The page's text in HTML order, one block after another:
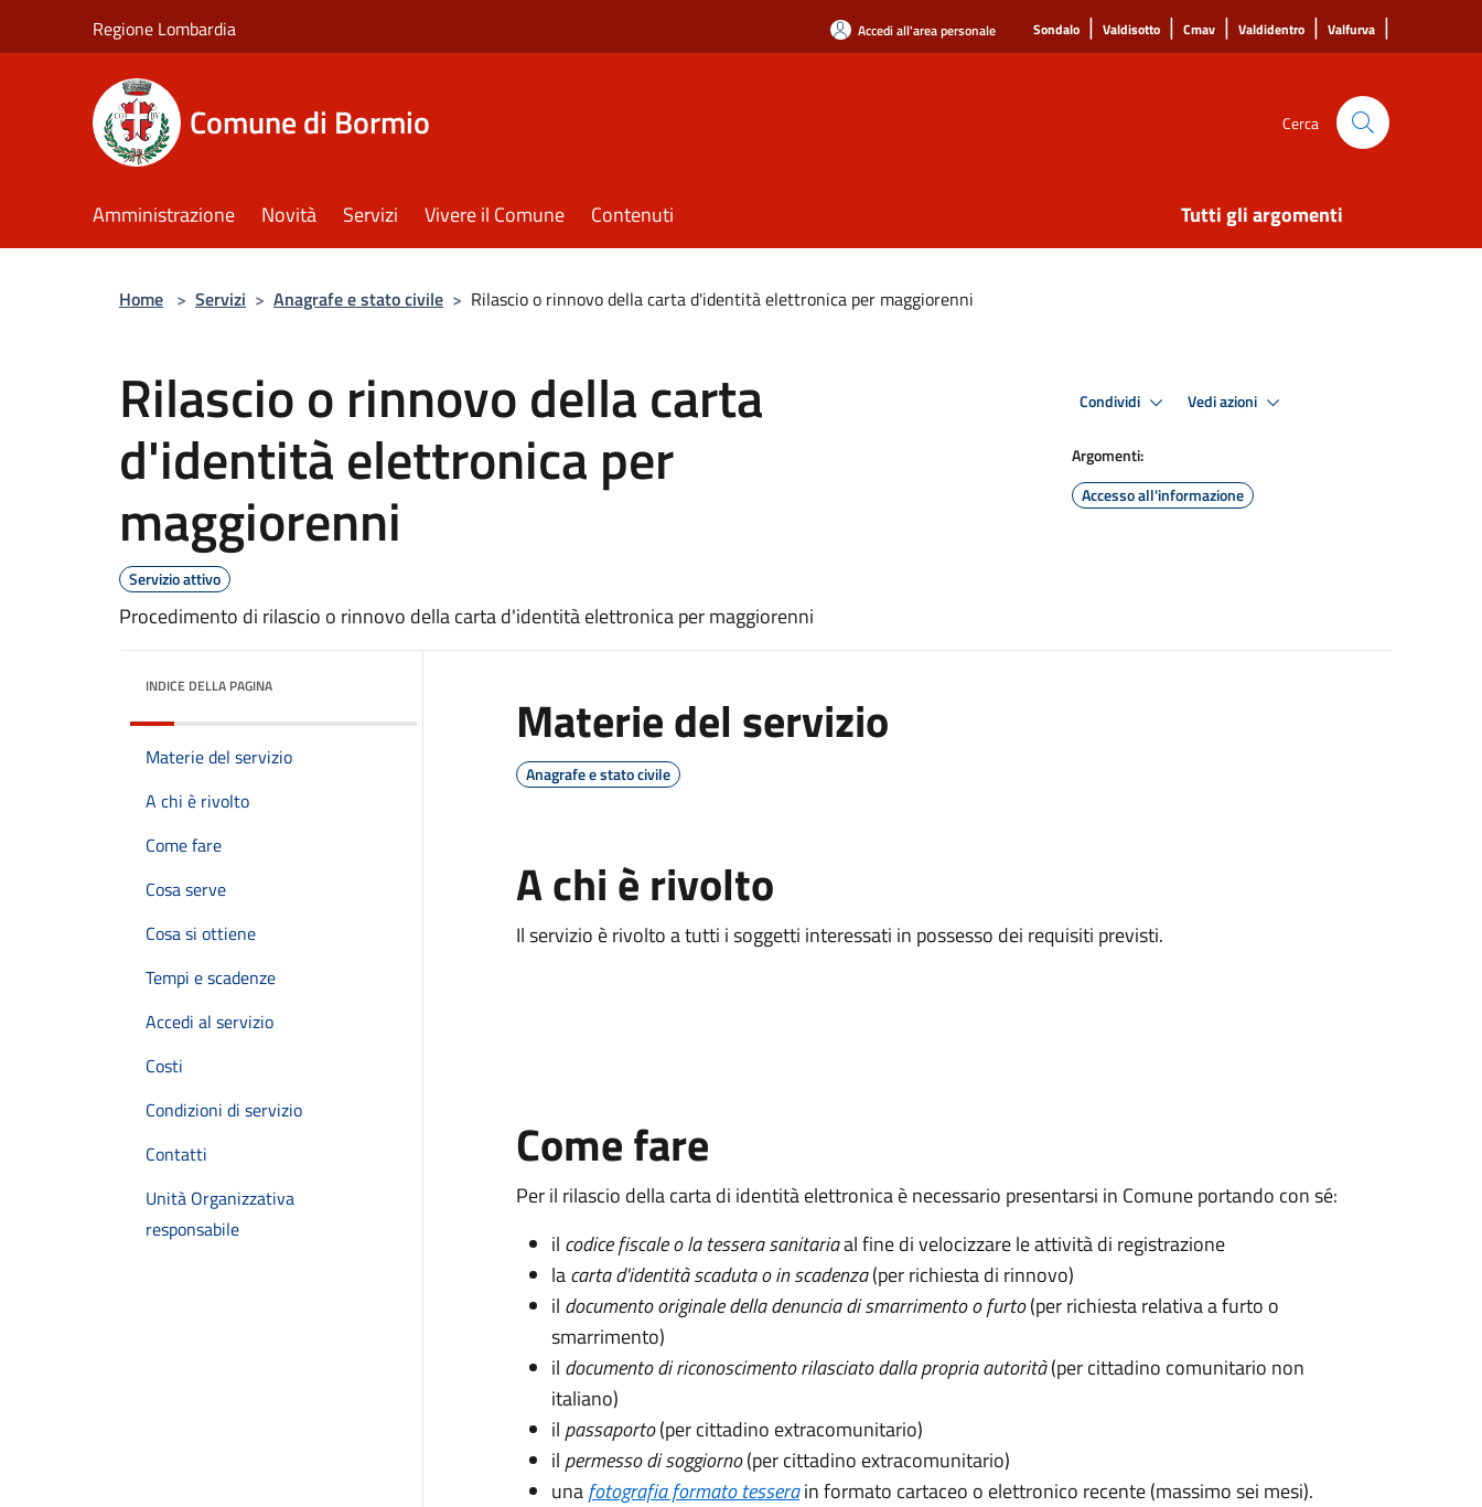
Regione Lombardia Accedi all'area personale Sondalo | Valdisotto | Cmav | Valdidentro | Valfurva |
Comune di Bormio Cerca
Amministrazione Novità Servizi Vivere il Comune Contenuti Tutti gli argomenti
Home > Servizi > Anagrafe e stato civile > Rilascio o rinnovo della carta d'identità elettronica per maggiorenni
Rilascio o rinnovo della carta
d'identità elettronica per
maggiorenni
Servizio attivo
Procedimento di rilascio o rinnovo della carta d'identità elettronica per maggiorenni
Condividi Vedi azioni
Argomenti:
Accesso all'informazione
INDICE DELLA PAGINA
Materie del servizio
A chi è rivolto
Come fare
Cosa serve
Cosa si ottiene
Tempi e scadenze
Accedi al servizio
Costi
Condizioni di servizio
Contatti
Unità Organizzativa
responsabile
Materie del servizio
Anagrafe e stato civile
A chi è rivolto
Il servizio è rivolto a tutti i soggetti interessati in possesso dei requisiti previsti.
Come fare
Per il rilascio della carta di identità elettronica è necessario presentarsi in Comune portando con sé:
il codice fiscale o la tessera sanitariaal fine di velocizzare le attività di registrazione
lacarta d'identità scaduta o in scadenza(per richiesta di rinnovo)
il documento originale della denuncia di smarrimento o furto(per richiesta relativa a furto o
smarrimento)
il documento di riconoscimento rilasciato dalla propria autorità(per cittadino comunitario non
italiano)
il passaporto(per cittadino extracomunitario)
il permesso di soggiorno(per cittadino extracomunitario)
unafotografia formato tesserain formato cartaceo o elettronico recente (massimo sei mesi).